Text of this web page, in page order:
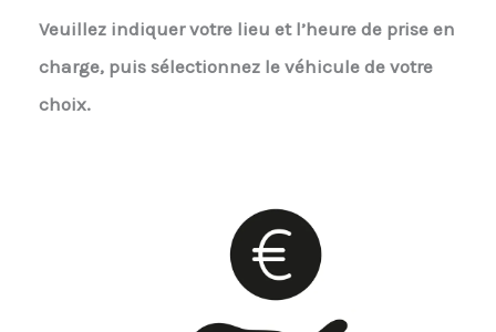
Veuillez indiquer votre lieu et l’heure de prise en
charge, puis sélectionnez le véhicule de votre
choix.